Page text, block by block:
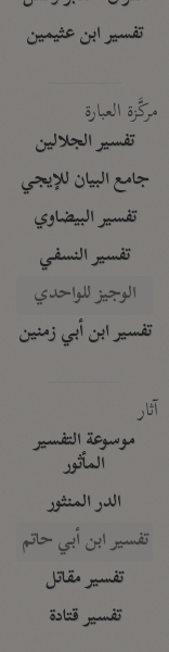
تفسير ابن عثيمين
مركَّزة العبارة
تفسير الجلالين
جامع البيان للإيجي
تفسير البيضاوي
تفسير النسفي
الوجيز للواحدي
تفسير ابن أبي زمنين
آثار
موسوعة التفسير
المأثور
الدر المنثور
تفسير ابن أبي حاتم
تفسير مقاتل
تفسير قتادة